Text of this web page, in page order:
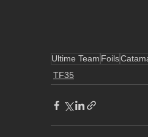
Ultime Team Foils
TF35